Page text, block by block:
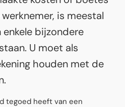
is meestal
bijzondere
U moet als
houden met de
tegoed heeft van een